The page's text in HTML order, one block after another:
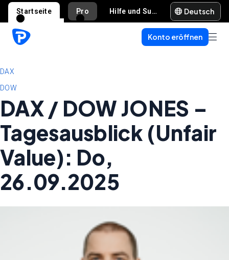
Startseite Pro Hilfe und Support Deutsch
Konto eröffnen
DAX
DOW
DAX / DOW JONES –
Tagesausblick (Unfair
Value): Do,
26.09.2025